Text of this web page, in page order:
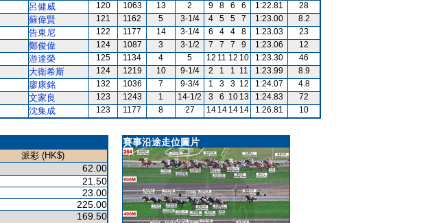
呂健威 120 1063 13 2 9 8 6 6 1:22.81
28
蘇偉賢 121 1162 5 3-1/4 4 5 5 7 1:23.00
8.2
告東尼 122 1177 14 3-1/4 6 4 4 8 1:23.03
23
鄭俊偉 124 1087 3 3-1/2 7 7 7 9 1:23.06
12
游達榮 125 1134 4 5 12 11 12 10 1:23.30
46
大衛希斯 124 1219 10 9-1/4 2 1 1 11 1:23.99
8.9
廖康銘 132 1036 7 9-3/4 1 3 3 12 1:24.07
4.8
文家良 123 1243 1 14-1/2 3 6 10 13 1:24.83
72
沈集成 123 1177 8 27 14 14 14 14 1:26.81 10
派彩 (HK$)
62.00
21.50
23.00
225.00
169.50
賽事沿途走位圖片